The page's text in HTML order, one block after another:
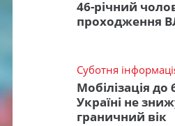
46-річний
проходження
Суботня
Мобілізація
Україні не
граничний вік